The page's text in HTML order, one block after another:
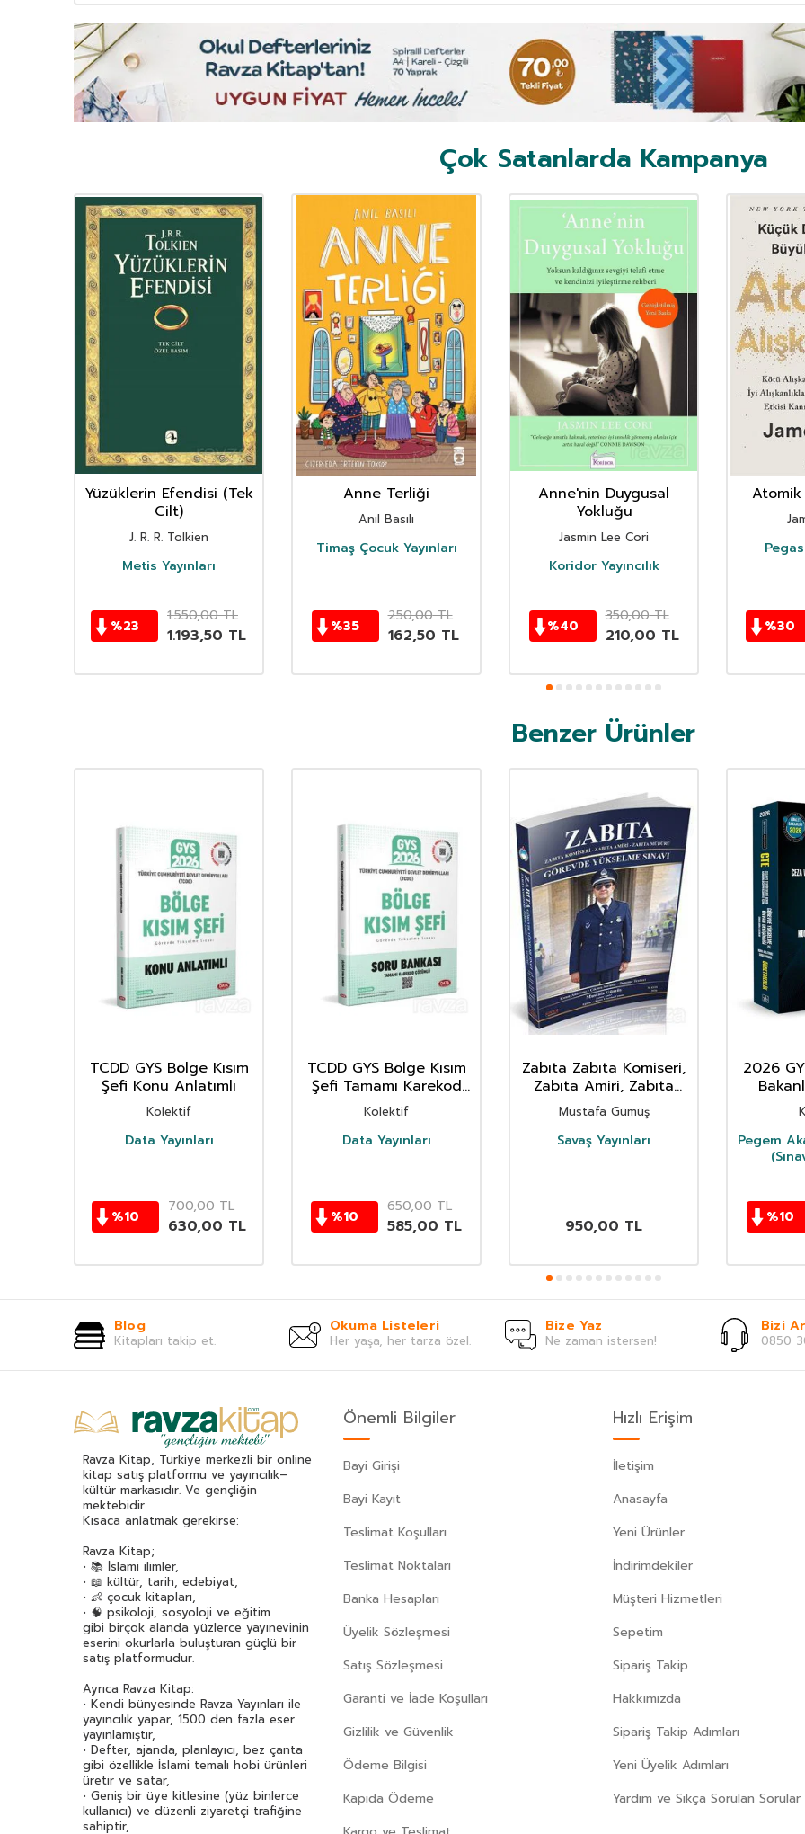
Çok Satanlarda Kampanya
Yüzüklerin Efendisi (Tek
Cilt)
J. R. R. Tolkien
Metis Yayınları
%23
1.550,00TL
1.193,50 TL
Anne Terliği
Anıl Basılı
Timaş Çocuk Yayınları
%35
250,00TL
162,50 TL
Anne'nin Duygusal
Yokluğu
Jasmin Lee Cori
Koridor Yayıncılık
%40
350,00TL
210,00 TL
Atomik
%30
Benzer Ürünler
TCDD GYS Bölge Kısım
Şefi Konu Anlatımlı
Kolektif
Data Yayınları
%10
700,00TL
630,00 TL
TCDD GYS Bölge Kısım
Şefi Tamamı Karekod
Çözümlü Soru Bankası
Kolektif
Data Yayınları
%10
650,00TL
585,00 TL
Zabıta Zabıta Komiseri,
Zabıta Amiri, Zabıta
Müdürü Görevde
Mustafa Gümüş
Savaş Yayınları
950,00 TL
2026
Pegem
%10
Blog
Kitapları takip et.
Okuma Listeleri
Her yaşa, her tarza özel.
Bize Yaz
Ne zaman istersen!
Bizi
0850
Ravza Kitap, Türkiye merkezli bir online
kitap satış platformu ve yayıncılık–
kültür markasıdır. Ve gençliğin
mektebidir.
Kısaca anlatmak gerekirse:
Ravza Kitap;
• 📚 İslami ilimler,
• 📖 kültür, tarih, edebiyat,
• 👶 çocuk kitapları,
• 🧠 psikoloji, sosyoloji ve eğitim
gibi birçok alanda yüzlerce yayınevinin
eserini okurlarla buluşturan güçlü bir
satış platformudur.
Ayrıca Ravza Kitap:
• Kendi bünyesinde Ravza Yayınları ile
yayıncılık yapar, 1500 den fazla eser
yayınlamıştır,
• Defter, ajanda, planlayıcı, bez çanta
gibi özellikle İslami temalı hobi ürünleri
üretir ve satar,
• Geniş bir üye kitlesine (yüz binlerce
kullanıcı) ve düzenli ziyaretçi trafiğine
sahiptir,
Önemli Bilgiler
Bayi Girişi
Bayi Kayıt
Teslimat Koşulları
Teslimat Noktaları
Banka Hesapları
Üyelik Sözleşmesi
Satış Sözleşmesi
Garanti ve İade Koşulları
Gizlilik ve Güvenlik
Ödeme Bilgisi
Kapıda Ödeme
Hızlı Erişim
İletişim
Anasayfa
Yeni Ürünler
İndirimdekiler
Müşteri Hizmetleri
Sepetim
Sipariş Takip
Hakkımızda
Sipariş Takip Adımları
Yeni Üyelik Adımları
Yardım ve Sıkça Sorulan Sorular